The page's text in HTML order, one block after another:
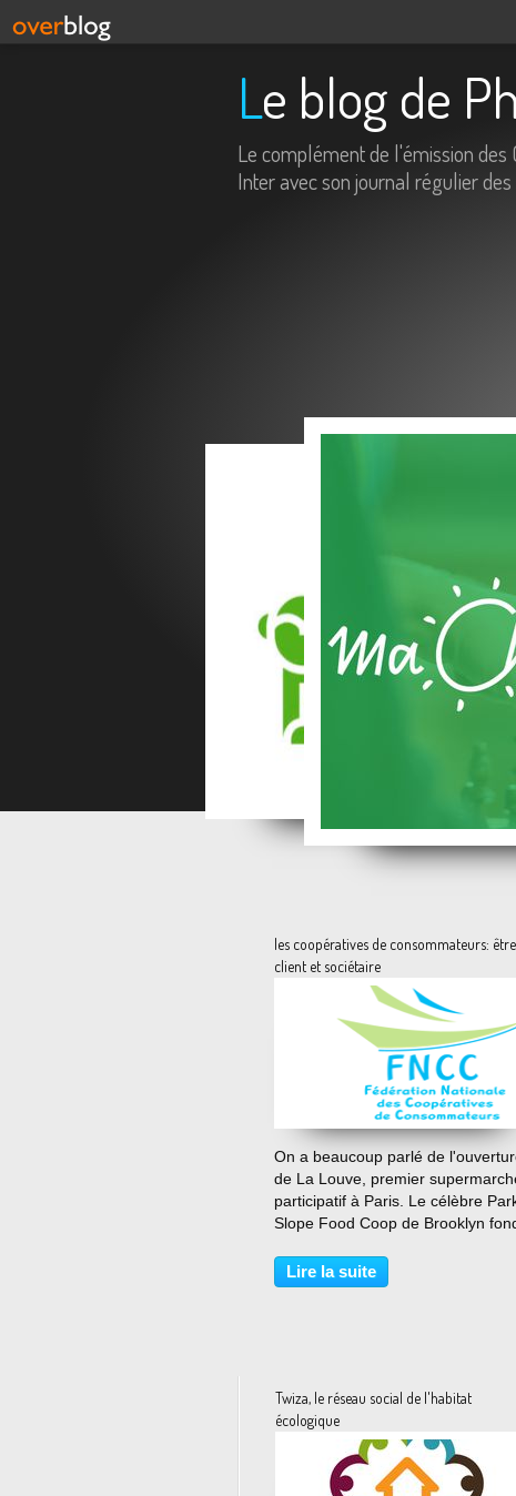
Le blog de
Le complément de l'émission des
Inter avec son journal régulier
La semence paysanne,
les coopératives de consommateurs: être
client et sociétaire
…
On a beaucoup parlé de
de La Louve, premier
participatif à Paris. Le célèbre
Slope Food Coop de Brooklyn
promoteur de ce mode de
consommation et de participation
Lire la suite
Twiza, le réseau social de l'habitat
écologique